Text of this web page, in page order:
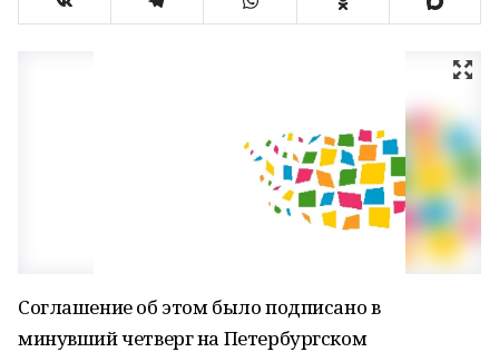
Соглашение об этом было подписано в
минувший четверг на Петербургском